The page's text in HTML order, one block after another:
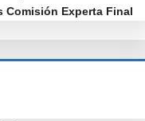
Comisión Experta Final